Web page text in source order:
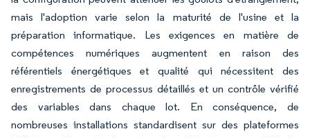
mais l'adoption varie selon la maturité de l'usine et la
préparation informatique. Les exigences en matière de
compétences numériques augmentent en raison des
référentiels énergétiques et qualité qui nécessitent des
enregistrements de processus détaillés et un contrôle vérifié
des variables dans chaque lot. En conséquence, de
nombreuses installations standardisent sur des plateformes